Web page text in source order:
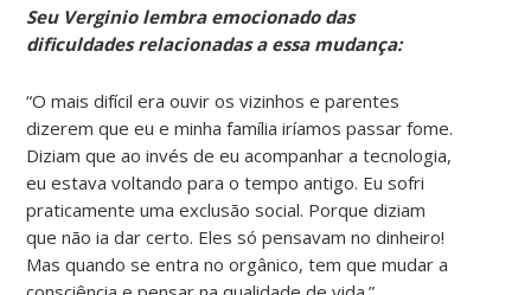
Seu Verginio lembra emocionado das
dificuldades relacionadas a essa mudança:
“O mais difícil era ouvir os vizinhos e parentes
dizerem que eu e minha família iríamos passar fome.
Diziam que ao invés de eu acompanhar a tecnologia,
eu estava voltando para o tempo antigo. Eu sofri
praticamente uma exclusão social. Porque diziam
que não ia dar certo. Eles só pensavam no dinheiro!
Mas quando se entra no orgânico, tem que mudar a